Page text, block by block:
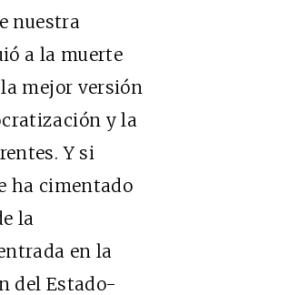
nuestra
a la muerte
mejor versión
y la
Y si
ha cimentado
la
en la
del Estado-